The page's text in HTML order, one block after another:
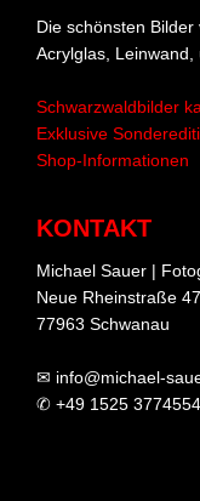
Die schönsten
Acrylglas, Leinwand,
Schwarzwaldbilder
Exklusive
Shop-Informationen
KONTAKT
Michael Sauer |
Neue Rheinstraße 47
77963 Schwanau
✉ info@michael-
✆ +49 1525 3774554